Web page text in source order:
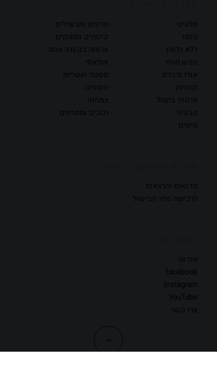
סלטים
מרקים ותבשילים
טופו
קינוחים ומתוקים
ללא גלוטן
ארוחה בקערה אחת
ממש מהיר
אסיאתי
אורז ודגנים
פסטה ואטריות
קטניות
תוספות
סרטוני בישול
צמחוני
טבעוני
רטבים וממרחים
טיפים
סדנאות והרצאות
לרכישת ספר הבישול
אודות
facebook
Instagram
YouTube
צרו קשר